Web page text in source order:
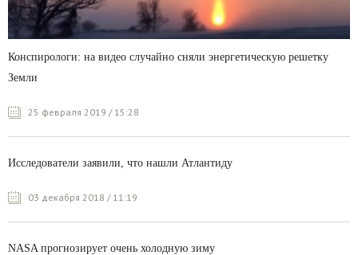
Конспирологи: на видео случайно сняли энергетическую решетку
Земли
25 февраля 2019 / 15:28
Исследователи заявили, что нашли Атлантиду
03 декабря 2018 / 11:19
NASA прогнозирует очень холодную зиму